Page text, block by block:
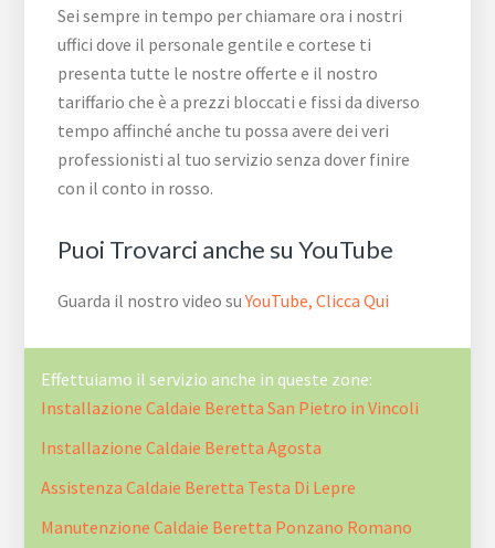
Sei sempre in tempo per chiamare ora i nostri
uffici dove il personale gentile e cortese ti
presenta tutte le nostre offerte e il nostro
tariffario che è a prezzi bloccati e fissi da diverso
tempo affinché anche tu possa avere dei veri
professionisti al tuo servizio senza dover finire
con il conto in rosso.
Puoi Trovarci anche su YouTube
Guarda il nostro video suYouTube, Clicca Qui
Effettuiamo il servizio anche in queste zone:
Installazione Caldaie Beretta San Pietro in Vincoli
Installazione Caldaie Beretta Agosta
Assistenza Caldaie Beretta Testa Di Lepre
Manutenzione Caldaie Beretta Ponzano Romano